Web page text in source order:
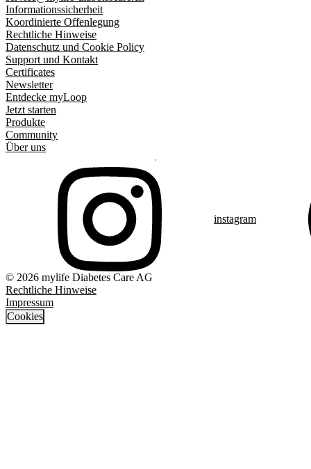
Informationssicherheit
Koordinierte Offenlegung
Rechtliche Hinweise
Datenschutz und Cookie Policy
Support und Kontakt
Certificates
Newsletter
Entdecke myLoop
Jetzt starten
Produkte
Community
Über uns
instagram
© 2026 mylife Diabetes Care AG
Rechtliche Hinweise
Impressum
Cookies